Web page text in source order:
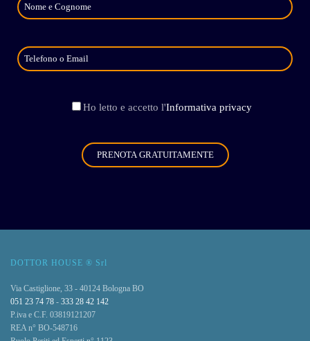
Ho letto e accetto l'Informativa privacy
DOTTOR HOUSE ® Srl
Via Castiglione, 33 - 40124 Bologna BO
051 23 74 78 - 333 28 42 142
P.iva e C.F. 03819121207
REA n° BO-548716